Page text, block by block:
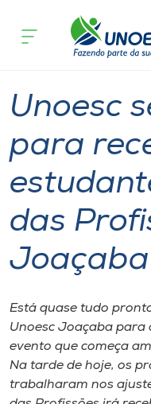
Cursos
Atendimento ao
Portal de Ensino
Internacionalização
I.nova
acontece
Unoesc
para
das
Joaçaba
Está quase tudo
Unoesc Joaçaba para
evento que começa
Na tarde de hoje, os
trabalharam nos